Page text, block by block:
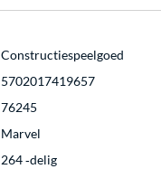
Constructiespeelgoed
5702017419657
76245
Marvel
264 ‐delig